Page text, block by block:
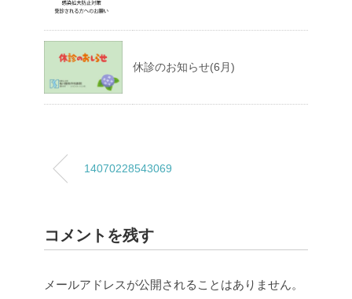
休診のお知らせ(6月)
14070228543069
コメントを残す
メールアドレスが公開されることはありません。